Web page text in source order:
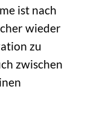
ist nach
wieder
zu
zwischen